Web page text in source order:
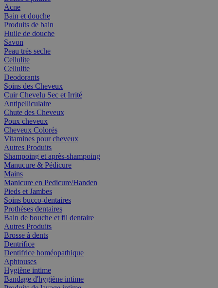
Acne
Bain et douche
Produits de bain
Huile de douche
Savon
Peau très seche
Cellulite
Cellulite
Deodorants
Soins des Cheveux
Cuir Chevelu Sec et Irrité
Antipelliculaire
Chute des Cheveux
Poux cheveux
Cheveux Colorés
Vitamines pour cheveux
Autres Produits
Shampoing et après-shampoing
Manucure & Pédicure
Mains
Manicure en Pedicure/Handen
Pieds et Jambes
Soins bucco-dentaires
Prothèses dentaires
Bain de bouche et fil dentaire
Autres Produits
Brosse à dents
Dentrifice
Dentifrice homéopathique
Aphtouses
Hygiène intime
Bandage d'hygiène intime